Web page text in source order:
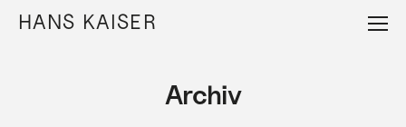
Direkt
zum
HANS KAISER
Archiv